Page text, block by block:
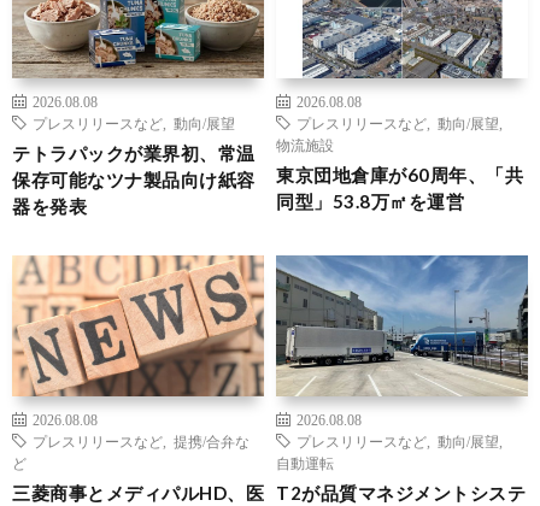
2026.08.08
プレスリリースなど
動向/展望
テトラパックが業界初、常温
保存可能なツナ製品向け紙容
器を発表
2026.08.08
プレスリリースなど
動向/展望
物流施設
東京団地倉庫が60周年、「共
同型」53.8万㎡を運営
2026.08.08
プレスリリースなど
提携/合弁な
ど
三菱商事とメディパルHD、医
2026.08.08
プレスリリースなど
動向/展望
自動運転
T2が品質マネジメントシステ